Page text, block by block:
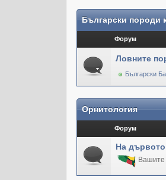
Български породи
Форум
Ловните
Български
Орнитология
Форум
На дървото
Вашите